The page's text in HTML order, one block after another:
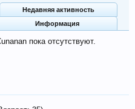
Недавняя активность
Информация
пока отсутствуют.